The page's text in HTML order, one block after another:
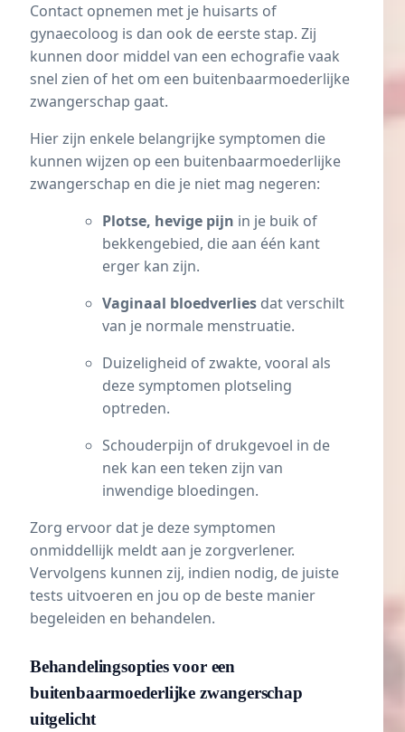
Contact opnemen met je huisarts of
gynaecoloog is dan ook de eerste stap. Zij
kunnen door middel van een echografie vaak
snel zien of het om een buitenbaarmoederlijke
zwangerschap gaat.
Hier zijn enkele belangrijke symptomen die
kunnen wijzen op een buitenbaarmoederlijke
zwangerschap en die je niet mag negeren:
Plotse, hevige pijn in je buik of
bekkengebied, die aan één kant
erger kan zijn.
Vaginaal bloedverlies dat verschilt
van je normale menstruatie.
Duizeligheid of zwakte, vooral als
deze symptomen plotseling
optreden.
Schouderpijn of drukgevoel in de
nek kan een teken zijn van
inwendige bloedingen.
Zorg ervoor dat je deze symptomen
onmiddellijk meldt aan je zorgverlener.
Vervolgens kunnen zij, indien nodig, de juiste
tests uitvoeren en jou op de beste manier
begeleiden en behandelen.
Behandelingsopties voor een
buitenbaarmoederlijke zwangerschap
uitgelicht